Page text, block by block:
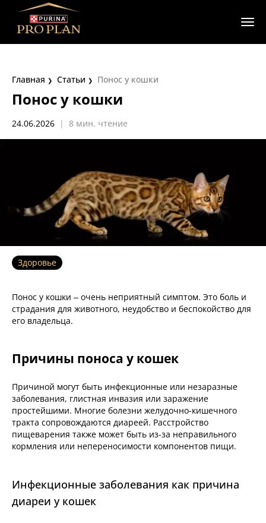
Главная Статьи Понос у кошки
Понос у кошки
24.06.2026 | 8 мин. чтение
Здоровье
Понос у кошки – очень неприятный симптом. Это боль и
страдания для животного, неудобство и беспокойство для
его владельца.
Причины поноса у кошек
Причиной могут быть инфекционные или незаразные
заболевания, глистная инвазия или заражение
простейшими. Многие болезни желудочно-кишечного
тракта сопровождаются диареей. Расстройство
пищеварения также может быть из-за неправильного
кормления или непереносимости компонентов пищи.
Инфекционные заболевания как причина
диареи у кошек